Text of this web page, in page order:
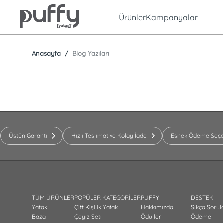
ÜrünlerKampanyalar
Anasayfa Blog Yazıları
Üstün Garanti Hızlı Teslimat ve Kolay İade Esnek Ödeme
TÜM ÜRÜNLER
Yatak
Baza
POPÜLER KATEGORİLER
Çift Kişilik Yatak
Çeyiz Seti
PUFFY
Hakkımızda
Ödüller
DESTEK
Sıkça
Ödeme